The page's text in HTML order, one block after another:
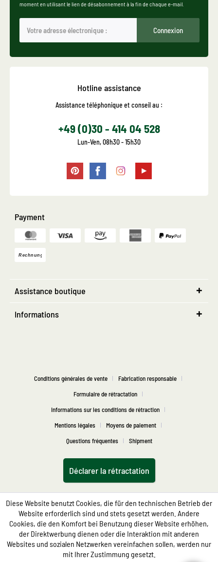
moment en utilisant le lien de désabonnement à la fin de chaque e-mail.
Connexion
Hotline assistance
Assistance téléphonique et conseil au :
+49 (0)30 - 414 04 528
Lun-Ven, 08h30 - 15h30
Payment
Assistance boutique
Informations
Conditions générales de vente
Fabrication responsable
Formulaire de rétractation
Informations sur les conditions de rétraction
Mentions légales
Moyens de paiement
Questions fréquentes
Shipment
Déclarer la rétractation
Diese Website benutzt Cookies, die für den technischen Betrieb der
Website erforderlich sind und stets gesetzt werden. Andere
Cookies, die den Komfort bei Benutzung dieser Website erhöhen,
der Direktwerbung dienen oder die Interaktion mit anderen
Websites und sozialen Netzwerken vereinfachen sollen, werden nur
mit Ihrer Zustimmung gesetzt.